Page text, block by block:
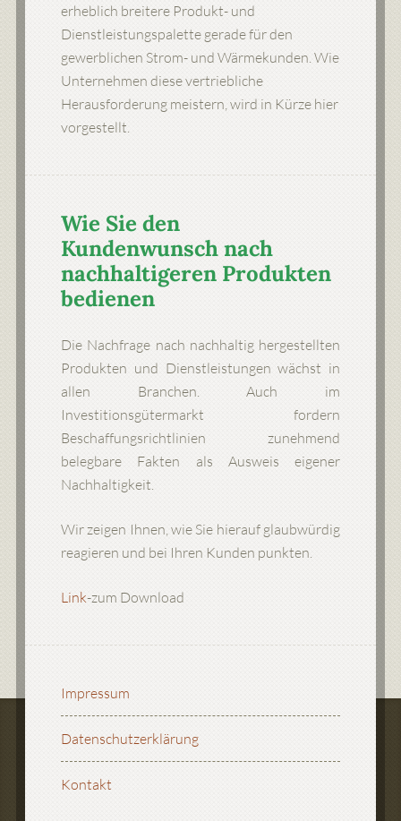
erheblich breitere Produkt- und
Dienstleistungspalette gerade für den
gewerblichen Strom- und Wärmekunden. Wie
Unternehmen diese vertriebliche
Herausforderung meistern, wird in Kürze hier
vorgestellt.
Wie Sie den
Kundenwunsch nach
nachhaltigeren Produkten
bedienen
Die Nachfrage nach nachhaltig hergestellten
Produkten und Dienstleistungen wächst in
allen Branchen. Auch im
Investitionsgütermarkt fordern
Beschaffungsrichtlinien zunehmend
belegbare Fakten als Ausweis eigener
Nachhaltigkeit.
Wir zeigen Ihnen, wie Sie hierauf glaubwürdig
reagieren und bei Ihren Kunden punkten.
Link-zum Download
Impressum
Datenschutzerklärung
Kontakt